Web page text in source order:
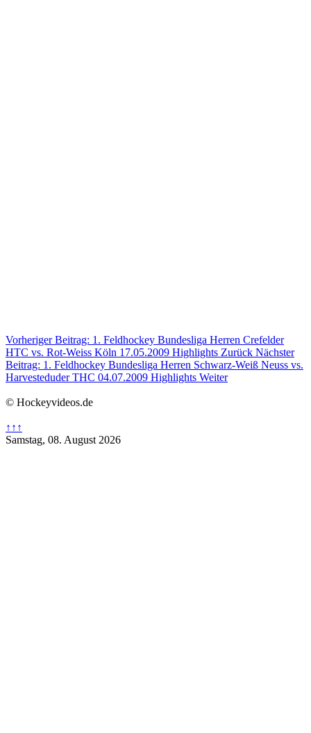
Vorheriger Beitrag: 1. Feldhockey Bundesliga Herren Crefelder
HTC vs. Rot-Weiss Köln 17.05.2009 Highlights Zurück Nächster
Beitrag: 1. Feldhockey Bundesliga Herren Schwarz-Weiß Neuss vs.
Harvesteduder THC 04.07.2009 Highlights Weiter
© Hockeyvideos.de
↑↑↑
Samstag, 08. August 2026